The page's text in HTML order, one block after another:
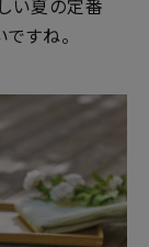
い夏の定番
すね。